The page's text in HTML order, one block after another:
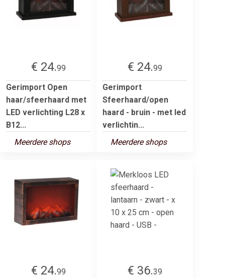
€ 24.99
Gerimport Open
haar/sfeerhaard met
LED verlichting L28 x
B12...
Meerdere shops
€ 24.99
Gerimport
Sfeerhaard/open
haard - bruin - met led
verlichtin...
Meerdere shops
€ 24.99
€ 36.39